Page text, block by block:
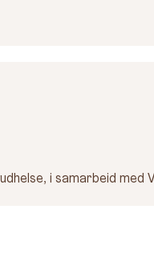
i samarbeid med